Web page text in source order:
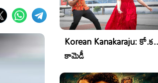
Korean Kanakaraju:
కామెడీ